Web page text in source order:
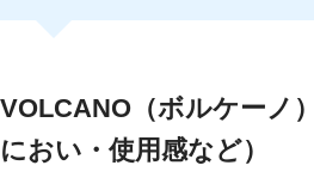
VOLCANO（ボルケーノ
におい・使用感など）